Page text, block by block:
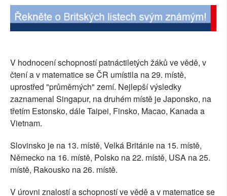
RUBRIKY
PLNÁ VERZE STRÁNEK
V hodnocení schopností patnáctiletých žáků ve vědě, v
čtení a v matematice se ČR umístila na 29. místě,
uprostřed "průměrných" zemí. Nejlepší výsledky
zaznamenal Singapur, na druhém místě je Japonsko, na
třetím Estonsko, dále Taipei, Finsko, Macao, Kanada a
Vietnam.
Slovinsko je na 13. místě, Velká Británie na 15. místě,
Německo na 16. místě, Polsko na 22. místě, USA na 25.
místě, Rakousko na 26. místě.
V úrovni znalostí a schopností ve vědě a v matematice se